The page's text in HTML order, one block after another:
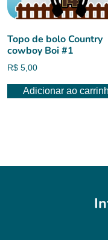
Topo de bolo Country
cowboy Boi #1
R$ 5,00
Adicionar ao